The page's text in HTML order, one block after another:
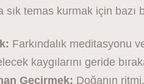
sık temas kurmak için
Farkındalık meditasyonu
kaygılarını geride
Geçirmek: Doğanın